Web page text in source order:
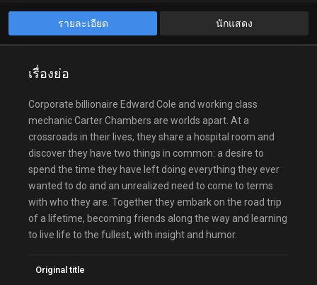
รายละเอียด นักแสดง
เรื่องย่อ
Corporate billionaire Edward Cole and working class
mechanic Carter Chambers are worlds apart. At a
crossroads in their lives, they share a hospital room and
discover they have two things in common: a desire to
spend the time they have left doing everything they ever
wanted to do and an unrealized need to come to terms
with who they are. Together they embark on the road trip
of a lifetime, becoming friends along the way and learning
to live life to the fullest, with insight and humor.
Original title